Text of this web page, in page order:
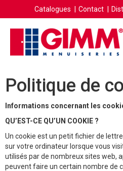
Catalogues Contact
Politique de
Informations concernant les
QU’EST-CE QU’UN COOKIE ?
Un cookie est un petit fichier de
sur votre ordinateur lorsque vous
utilisés par de nombreux sites web,
peuvent faire un certain nombre de